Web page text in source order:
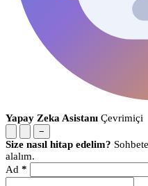
Yapay Zeka Asistanı Çevrimiçi
−
Size nasıl hitap edelim?
alalım.
Ad *